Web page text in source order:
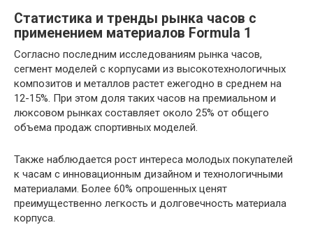
Статистика и тренды рынка часов с
применением материалов Formula 1
Согласно последним исследованиям рынка часов,
сегмент моделей с корпусами из высокотехнологичных
композитов и металлов растет ежегодно в среднем на
12-15%. При этом доля таких часов на премиальном и
люксовом рынках составляет около 25% от общего
объема продаж спортивных моделей.
Также наблюдается рост интереса молодых покупателей
к часам с инновационным дизайном и технологичными
материалами. Более 60% опрошенных ценят
преимущественно легкость и долговечность материала
корпуса.